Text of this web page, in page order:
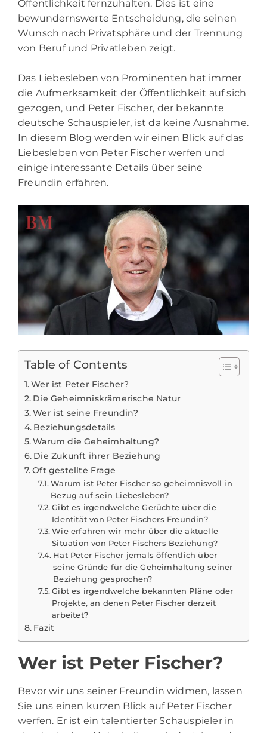
Öffentlichkeit fernzuhalten. Dies ist eine
bewundernswerte Entscheidung, die seinen
Wunsch nach Privatsphäre und der Trennung
von Beruf und Privatleben zeigt.
Das Liebesleben von Prominenten hat immer
die Aufmerksamkeit der Öffentlichkeit auf sich
gezogen, und Peter Fischer, der bekannte
deutsche Schauspieler, ist da keine Ausnahme.
In diesem Blog werden wir einen Blick auf das
Liebesleben von Peter Fischer werfen und
einige interessante Details über seine
Freundin erfahren.
Table of Contents
Wer ist Peter Fischer?
Die Geheimniskrämerische Natur
Wer ist seine Freundin?
Beziehungsdetails
Warum die Geheimhaltung?
Die Zukunft ihrer Beziehung
Oft gestellte Frage
Warum ist Peter Fischer so geheimnisvoll in
Bezug auf sein Liebesleben?
Gibt es irgendwelche Gerüchte über die
Identität von Peter Fischers Freundin?
Wie erfahren wir mehr über die aktuelle
Situation von Peter Fischers Beziehung?
Hat Peter Fischer jemals öffentlich über
seine Gründe für die Geheimhaltung seiner
Beziehung gesprochen?
Gibt es irgendwelche bekannten Pläne oder
Projekte, an denen Peter Fischer derzeit
arbeitet?
Fazit
Wer ist Peter Fischer?
Bevor wir uns seiner Freundin widmen, lassen
Sie uns einen kurzen Blick auf Peter Fischer
werfen. Er ist ein talentierter Schauspieler in